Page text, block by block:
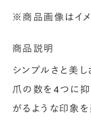
※商品画像はイ
商品説明
シンプルさと美し
爪の数を4つに抑
がるような印象